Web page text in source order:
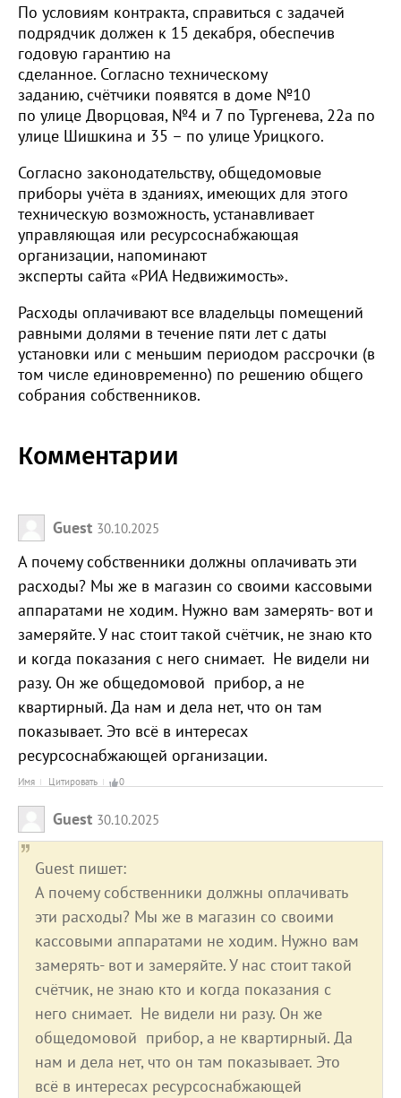
По условиям контракта, справиться с задачей
подрядчик должен к 15 декабря, обеспечив
годовую гарантию на
сделанное. Согласно техническому
заданию, счётчики появятся в доме №10
по улице Дворцовая, №4 и 7 по Тургенева, 22а по
улице Шишкина и 35 – по улице Урицкого.
Согласно законодательству, общедомовые
приборы учёта в зданиях, имеющих для этого
техническую возможность, устанавливает
управляющая или ресурсоснабжающая
организации, напоминают
эксперты сайта «РИА Недвижимость».
Расходы оплачивают все владельцы помещений
равными долями в течение пяти лет с даты
установки или с меньшим периодом рассрочки (в
том числе единовременно) по решению общего
собрания собственников.
Комментарии
Guest 30.10.2025
А почему собственники должны оплачивать эти
расходы? Мы же в магазин со своими кассовыми
аппаратами не ходим. Нужно вам замерять- вот и
замеряйте. У нас стоит такой счётчик, не знаю кто
и когда показания с него снимает. Не видели ни
разу. Он же общедомовой прибор, а не
квартирный. Да нам и дела нет, что он там
показывает. Это всё в интересах
ресурсоснабжающей организации.
Имя Цитировать 0
Guest 30.10.2025
Guest пишет:
А почему собственники должны оплачивать
эти расходы? Мы же в магазин со своими
кассовыми аппаратами не ходим. Нужно вам
замерять- вот и замеряйте. У нас стоит такой
счётчик, не знаю кто и когда показания с
него снимает. Не видели ни разу. Он же
общедомовой прибор, а не квартирный. Да
нам и дела нет, что он там показывает. Это
всё в интересах ресурсоснабжающей